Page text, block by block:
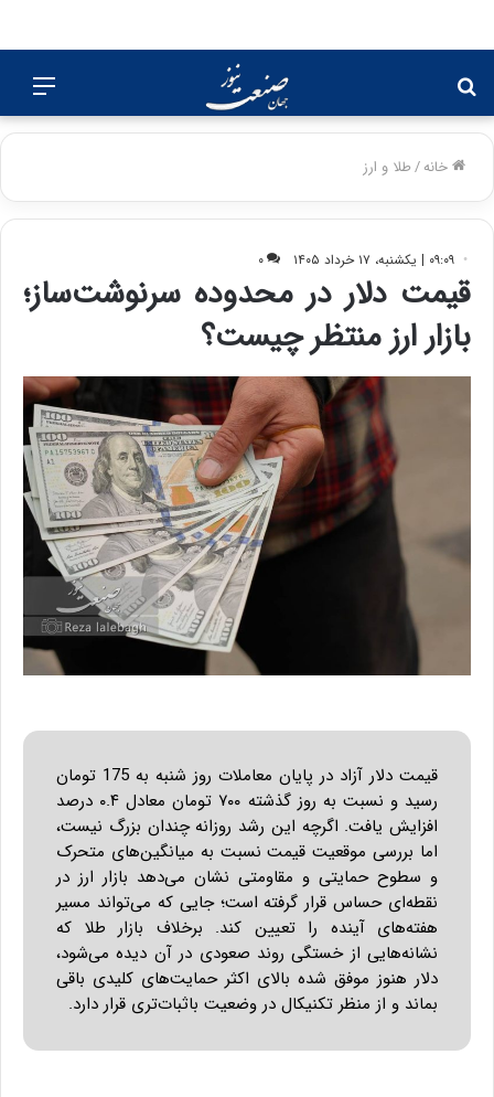
برای
خانه/طلا و ارز
۰۹:۰۹ | یکشنبه، ۱۷ خرداد ۱۴۰۵ ۰
قیمت دلار در محدوده سرنوشت‌ساز؛
بازار ارز منتظر چیست؟
قیمت دلار آزاد در پایان معاملات روز شنبه به 175 تومان
رسید و نسبت به روز گذشته ۷۰۰ تومان معادل ۰.۴ درصد
افزایش یافت. اگرچه این رشد روزانه چندان بزرگ نیست،
اما بررسی موقعیت قیمت نسبت به میانگین‌های متحرک
و سطوح حمایتی و مقاومتی نشان می‌دهد بازار ارز در
نقطه‌ای حساس قرار گرفته است؛ جایی که می‌تواند مسیر
هفته‌های آینده را تعیین کند. برخلاف بازار طلا که
نشانه‌هایی از خستگی روند صعودی در آن دیده می‌شود،
دلار هنوز موفق شده بالای اکثر حمایت‌های کلیدی باقی
بماند و از منظر تکنیکال در وضعیت باثبات‌تری قرار دارد.